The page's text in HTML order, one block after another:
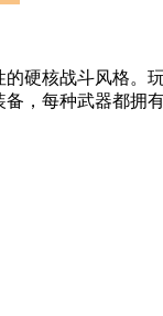
硬核战斗风格
，每种武器都拥